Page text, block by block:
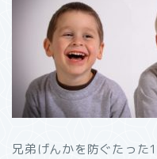
兄弟げんかを防ぐたった1